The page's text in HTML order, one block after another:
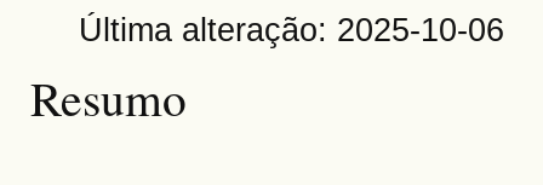
Última alteração: 2025-10-06
Resumo